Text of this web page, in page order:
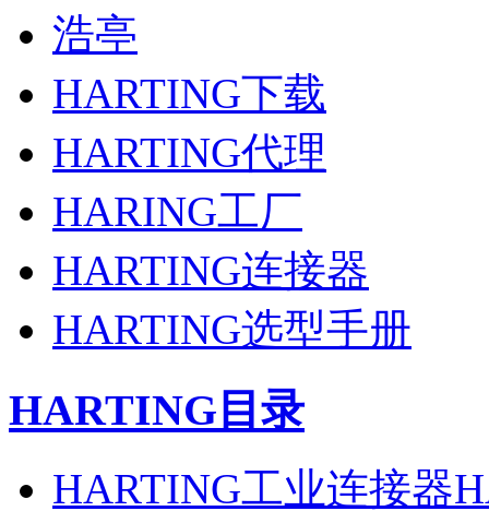
浩亭
HARTING下载
HARTING代理
HARING工厂
HARTING连接器
HARTING选型手册
HARTING目录
HARTING工业连接器